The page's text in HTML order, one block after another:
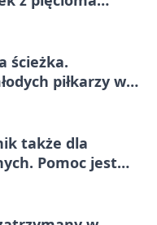
ścieżka.
piłkarzy w
także dla
Pomoc jest